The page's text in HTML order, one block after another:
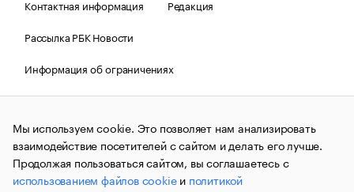
Контактная информация
Редакция
Рассылка РБК Новости
Информация об ограничениях
Правовая информация
О соблюдении авторских прав
© АО «РОСБИЗНЕСКОНСАЛТИНГ»,1995–2026.Сообщения
и материалы информационного агентства «РБК»
(зарегистрировано Федеральной службой по надзору в сфере
связи, информационных технологий и массовых
коммуникаций (Роскомнадзор) 09.12.2015 за номером ИА
Мы используем cookie. Это позволяет нам анализировать
взаимодействие посетителей с сайтом и делать его лучше.
Продолжая пользоваться сайтом, вы соглашаетесь с
использованием файлов cookieи политикой